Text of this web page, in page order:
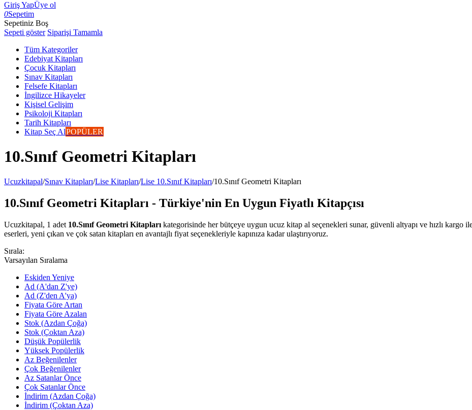
Giriş YapÜye ol
0Sepetim
Sepetiniz Boş
Sepeti göster Siparişi Tamamla
Tüm Kategoriler
Edebiyat Kitapları
Çocuk Kitapları
Sınav Kitapları
Felsefe Kitapları
İngilizce Hikayeler
Kişisel Gelişim
Psikoloji Kitapları
Tarih Kitapları
Kitap Seç AlPOPÜLER
10.Sınıf Geometri Kitapları
Ucuzkitapal/Sınav Kitapları/Lise Kitapları/Lise 10.Sınıf Kitapları/10.Sınıf Geometri Kitapları
10.Sınıf Geometri Kitapları - Türkiye'nin En Uygun Fiyatlı Kitapçısı
Ucuzkitapal, 1 adet 10.Sınıf Geometri Kitapları kategorisinde her bütçeye uygun ucuz kitap al seçenekleri sunar, güvenli altyapı ve hızlı kargo
eserleri, yeni çıkan ve çok satan kitapları en avantajlı fiyat seçenekleriyle kapınıza kadar ulaştırıyoruz.
Sırala:
Varsayılan Sıralama
Eskiden Yeniye
Ad (A'dan Z'ye)
Ad (Z'den A'ya)
Fiyata Göre Artan
Fiyata Göre Azalan
Stok (Azdan Çoğa)
Stok (Çoktan Aza)
Düşük Popülerlik
Yüksek Popülerlik
Az Beğenilenler
Çok Beğenilenler
Az Satanlar Önce
Çok Satanlar Önce
İndirim (Azdan Çoğa)
İndirim (Çoktan Aza)